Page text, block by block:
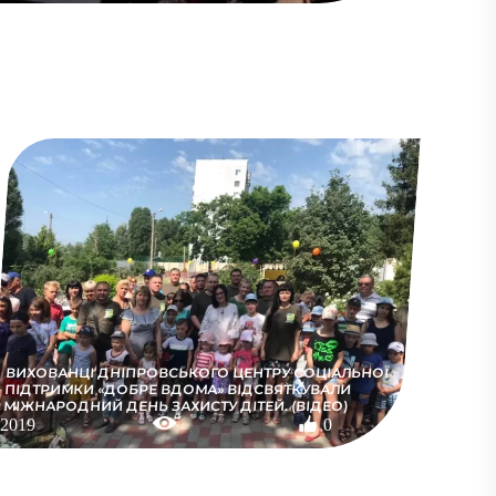
ВИХОВАНЦІ ДНІПРОВСЬКОГО ЦЕНТРУ СОЦІАЛЬНОЇ
ПІДТРИМКИ «ДОБРЕ ВДОМА» ВІДСВЯТКУВАЛИ
МІЖНАРОДНИЙ ДЕНЬ ЗАХИСТУ ДІТЕЙ. (ВІДЕО)
2019 0